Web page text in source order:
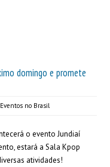
domingo e promete
Eventos no Brasil
o evento Jundiaí
estará a Sala Kpop
atividades!